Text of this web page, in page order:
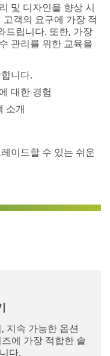
및 디자인을 향상 시
객의 요구에 가장 적
드립니다. 또한, 가장
관리를 위한 교육을
니다.
대한 경험
소개
이드할 수 있는 쉬운
지속 가능한 옵션
에 가장 적합한 솔
다.